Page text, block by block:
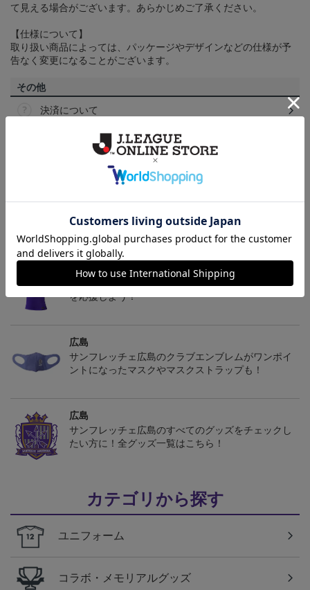
て見える場合がございます。あらかじめご了承ください。
【仕様について】
取り扱い商品によっては、パッケージやデザインなどの仕様が予
告なく変更になることがございます。
その他
決済について
ギフト対応について
トピックス
広島
サンフレッチェ広島の2022ユニフォームを着て試合
を応援しよう！
広島
サンフレッチェ広島のクラブエンブレムがワンポイ
ントになったマスクやマスクストラップも！
広島
サンフレッチェ広島のすべてのグッズをチェックし
たい方に！全グッズ一覧はこちら！
カテゴリから探す
ユニフォーム
コラボ・メモリアルグッズ